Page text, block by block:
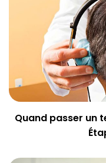
Quand passer un